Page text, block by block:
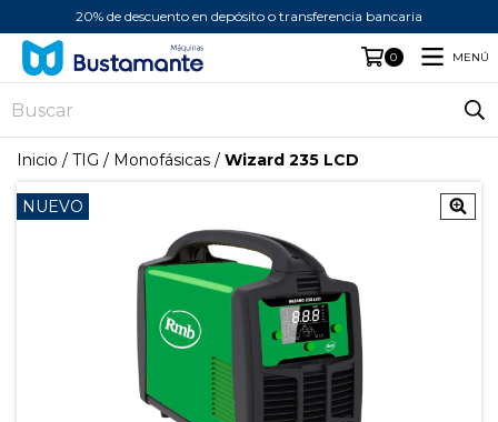
20% de descuento en depósito o transferencia bancaria
0 MENÚ
Inicio / TIG / Monofásicas / Wizard 235 LCD
NUEVO